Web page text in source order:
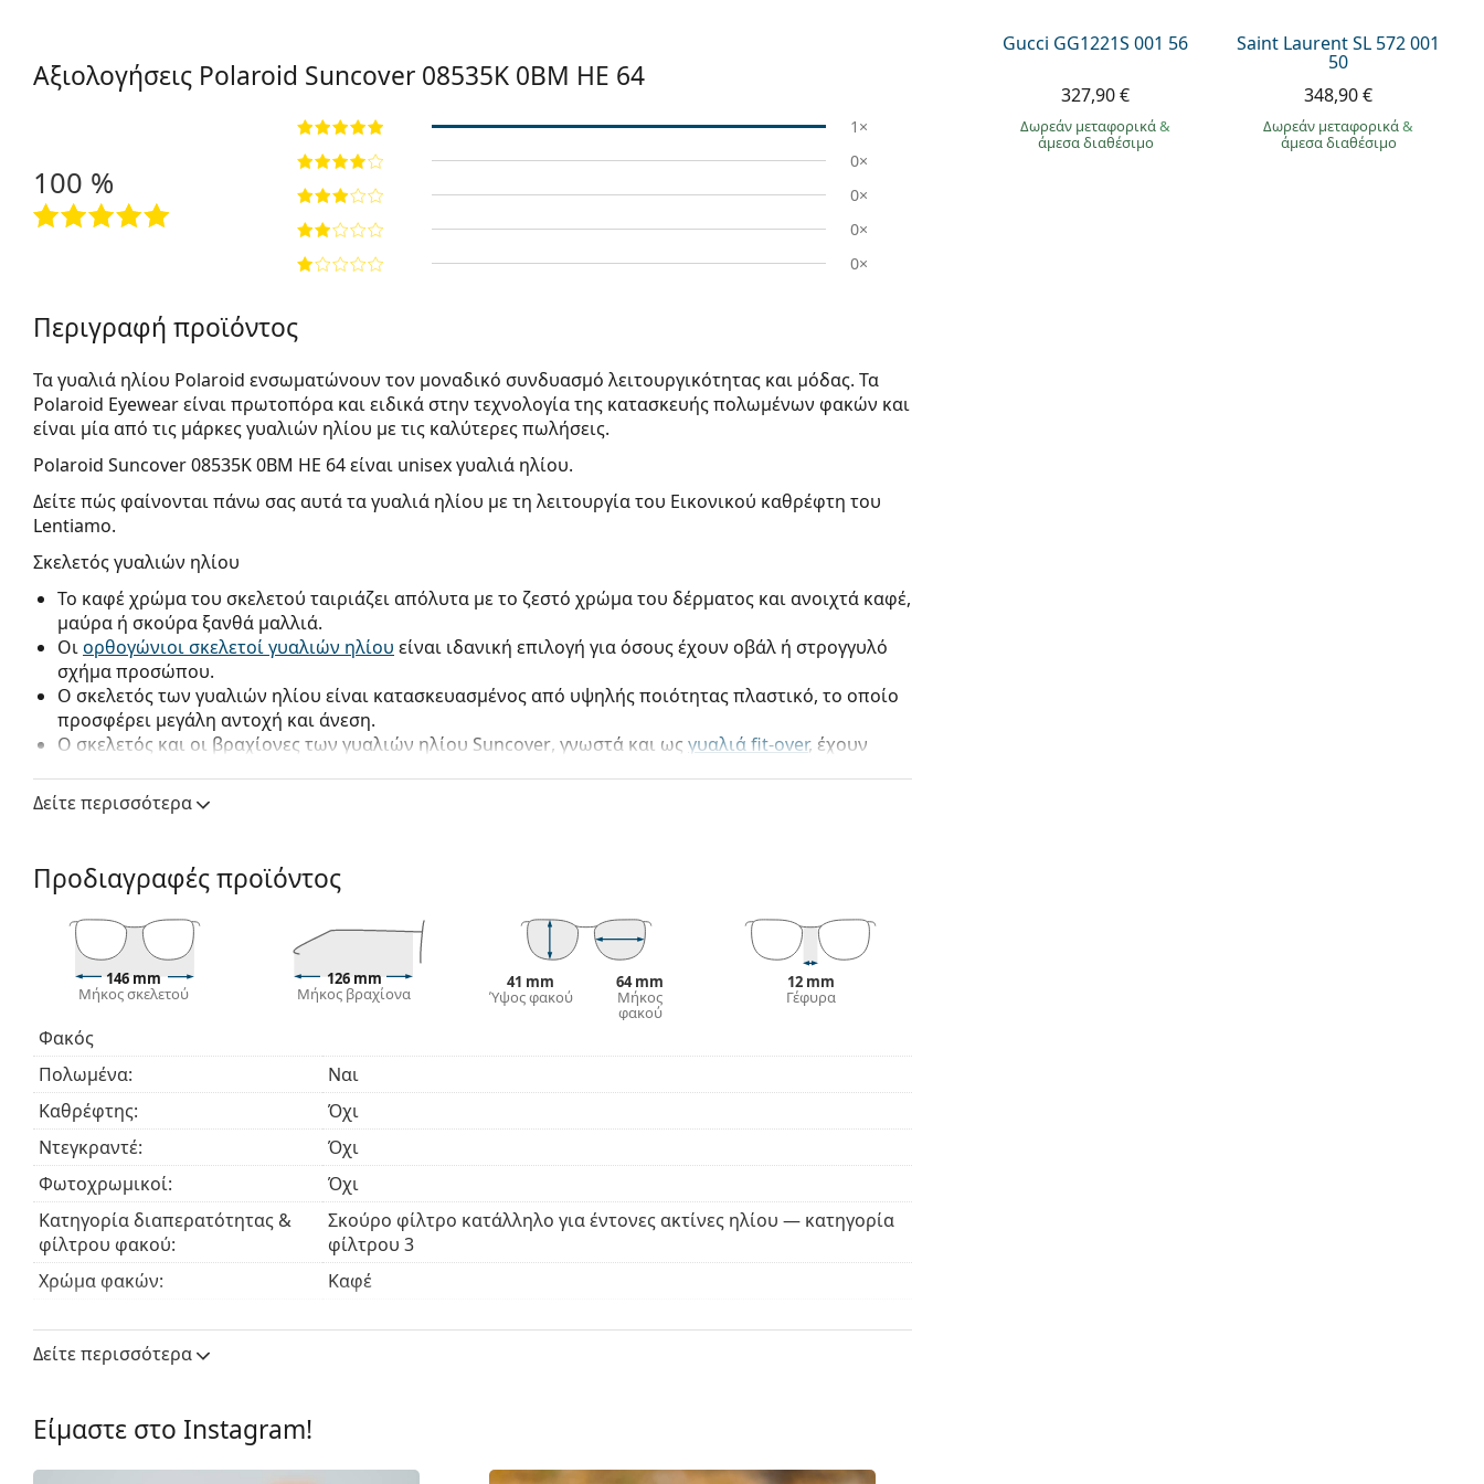
Gucci GG1221S 001 56
327,90 €
Δωρεάν μεταφορικά&
άμεσα διαθέσιμο
Saint Laurent SL 572 001
50
348,90 €
Δωρεάν μεταφορικά&
άμεσα διαθέσιμο
Αξιολογήσεις Polaroid Suncover 08535K 0BM HE 64
100 %
1×
0×
0×
0×
0×
Περιγραφή προϊόντος
Τα γυαλιά ηλίου Polaroid ενσωματώνουν τον μοναδικό συνδυασμό λειτουργικότητας και μόδας. Τα
Polaroid Eyewear είναι πρωτοπόρα και ειδικά στην τεχνολογία της κατασκευής πολωμένων φακών και
είναι μία από τις μάρκες γυαλιών ηλίου με τις καλύτερες πωλήσεις.
Polaroid Suncover 08535K 0BM HE 64είναι unisex γυαλιά ηλίου.
Δείτε πώς φαίνονται πάνω σας αυτά τα γυαλιά ηλίου με τη λειτουργία του Εικονικού καθρέφτη του
Lentiamo.
Σκελετός γυαλιών ηλίου
Το καφέ χρώμα του σκελετού ταιριάζει απόλυτα με το ζεστό χρώμα του δέρματος και ανοιχτά καφέ,
μαύρα ή σκούρα ξανθά μαλλιά.
Οιορθογώνιοι σκελετοί γυαλιών ηλίου είναι ιδανική επιλογή για όσους έχουν οβάλ ή στρογγυλό
σχήμα προσώπου.
Ο σκελετός των γυαλιών ηλίου είναι κατασκευασμένος από υψηλής ποιότητας πλαστικό, το οποίο
προσφέρει μεγάλη αντοχή και άνεση.
Ο σκελετός και οι βραχίονες των γυαλιών ηλίου Suncover, γνωστά και ως γυαλιά fit-over, έχουν
τα φοράτε κανείς θα μπορέσει να καταλάβει την διαφορά από άλλα τυπικά γυαλιά ηλίου αφού τα
γυαλιά οράσεως θα εφαρμόσουν εύκολα από πίσω τους. Δεν θα χρειάζεται πλέον να επιλέξετε
δύο ταυτόχρονα προστατεύοντας τα μάτια από το φως του ήλιου και διατηρώντας την οξύτητα της
όρασης σας. Σίγουρα θα εκτιμήσετε τα γυαλιά ηλίου
οδηγώντας αυτοκίνητο ή μοτοσικλέτα, σε μια βόλτα ή όταν περνάτε την ημέρα σας στην παραλία.
Δείτε περισσότερα
Προδιαγραφές προϊόντος
146 mm
Μήκος σκελετού
126 mm
Μήκος βραχίονα
41 mm
Ύψος φακού
64 mm
Μήκος
φακού
12 mm
Γέφυρα
Φακός
Πολωμένα:
Ναι
Καθρέφτης:
Όχι
Ντεγκραντέ:
Όχι
Φωτοχρωμικοί:
Όχι
Κατηγορία διαπερατότητας &
φίλτρου φακού:
Σκούρο φίλτρο κατάλληλο για έντονες ακτίνες ηλίου — κατηγορία
φίλτρου 3
Χρώμα φακών:
Καφέ
Μήκος φακού:
UV Φίλτρο 400:
Δείτε περισσότερα
Είμαστε στο Instagram!